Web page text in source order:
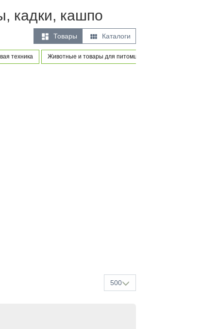
кадки, кашпо
 Товары  Каталоги
техника Животные и товары для питомцев
500